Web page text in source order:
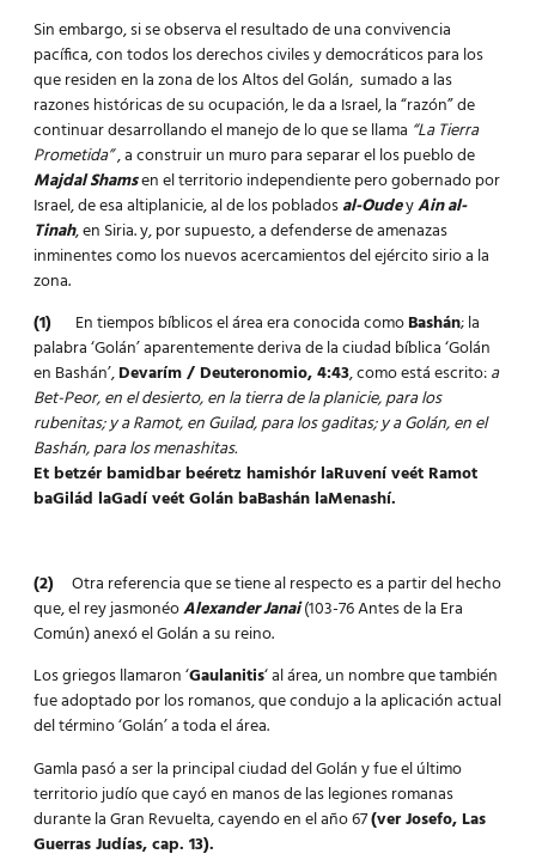
Sin embargo, si se observa el resultado de una convivencia
pacífica, con todos los derechos civiles y democráticos para los
que residen en la zona de los Altos del Golán, sumado a las
razones históricas de su ocupación, le da a Israel, la “razón” de
continuar desarrollando el manejo de lo que se llama “La Tierra
Prometida”, a construir un muro para separar el los pueblo de
Majdal Shamsen el territorio independiente pero gobernado por
Israel, de esa altiplanicie, al de los pobladosal-OudeyAin al-
Tinah, en Siria. y, por supuesto, a defenderse de amenazas
inminentes como los nuevos acercamientos del ejército sirio a la
zona.
(1) En tiempos bíblicos el área era conocida comoBashán; la
palabra ‘Golán’ aparentemente deriva de la ciudad bíblica ‘Golán
en Bashán’,Devarím / Deuteronomio, 4:43, como está escrito:a
Bet-Peor, en el desierto, en la tierra de la planicie, para los
rubenitas; y a Ramot, en Guilad, para los gaditas; y a Golán, en el
Bashán, para los menashitas.
Et betzér bamidbar beéretz hamishór laRuvení veét Ramot
baGilád laGadí veét Golán baBashán laMenashí.
(2) Otra referencia que se tiene al respecto es a partir del hecho
que, el rey jasmonéoAlexander Janai(103-76 Antes de la Era
Común) anexó el Golán a su reino.
Los griegos llamaron ‘Gaulanitis‘ al área, un nombre que también
fue adoptado por los romanos, que condujo a la aplicación actual
del término ‘Golán’ a toda el área.
Gamla pasó a ser la principal ciudad del Golán y fue el último
territorio judío que cayó en manos de las legiones romanas
durante la Gran Revuelta, cayendo en el año 67(ver Josefo, Las
Guerras Judías, cap. 13).